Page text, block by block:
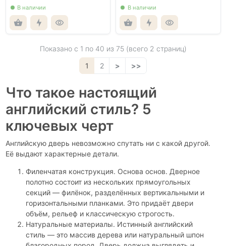
В наличии
В наличии
Показано с 1 по 40 из 75 (всего 2 страниц)
1
2 > >>
Что такое настоящий
английский стиль? 5
ключевых черт
Английскую дверь невозможно спутать ни с какой другой.
Её выдают характерные детали.
Филенчатая конструкция. Основа основ. Дверное
полотно состоит из нескольких прямоугольных
секций — филёнок, разделённых вертикальными и
горизонтальными планками. Это придаёт двери
объём, рельеф и классическую строгость.
Натуральные материалы. Истинный английский
стиль — это массив дерева или натуральный шпон